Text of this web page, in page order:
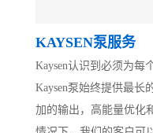
KAYSEN泵服务
Kaysen认识到必须为每
Kaysen泵始终提供最长
加的输出，高能量优化